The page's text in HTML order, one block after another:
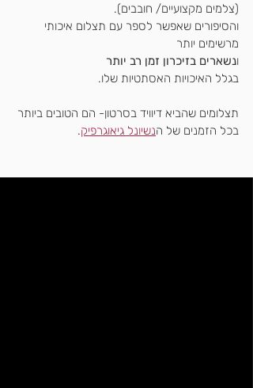
(צלמים מקצועיים/ חובבים).
והסיפורים שאפשר לספר עם תצלום איכותי
מרשימים יותר
ונשארים בזיכרון זמן רב יותר
בגלל האיכויות האסתטיות שלו.
תצלומים שהביא דיוויד בסרטון- הם הטובים ביותר
בכל הזמנים של הנשיונל גיאוגרפיק.